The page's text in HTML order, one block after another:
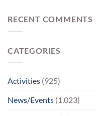
મિલન
ચાર
વર્ષોની
RECENT COMMENTS
CATEGORIES
Activities (925)
News/Events (1,023)